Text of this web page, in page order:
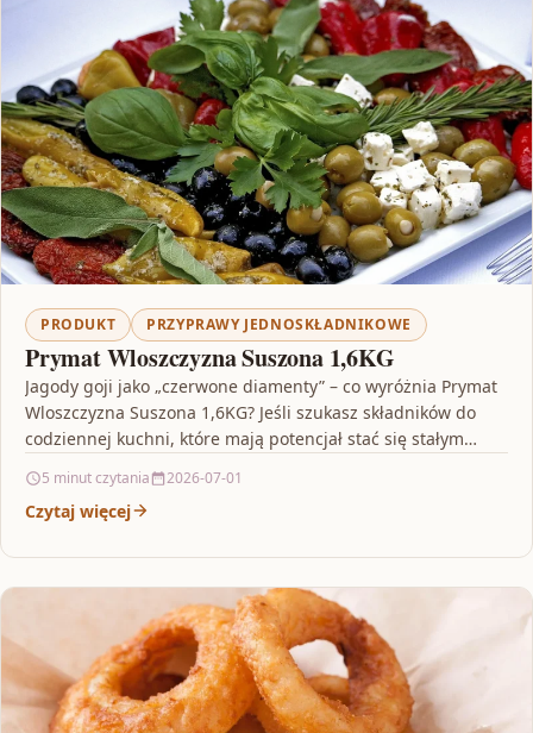
PRODUKT PRZYPRAWY JEDNOSKŁADNIKOWE
Prymat Wloszczyzna Suszona 1,6KG
Jagody goji jako „czerwone diamenty” – co wyróżnia Prymat
Wloszczyzna Suszona 1,6KG? Jeśli szukasz składników do
codziennej kuchni, które mają potencjał stać się stałym…
5 minut czytania 2026-07-01
Czytaj więcej